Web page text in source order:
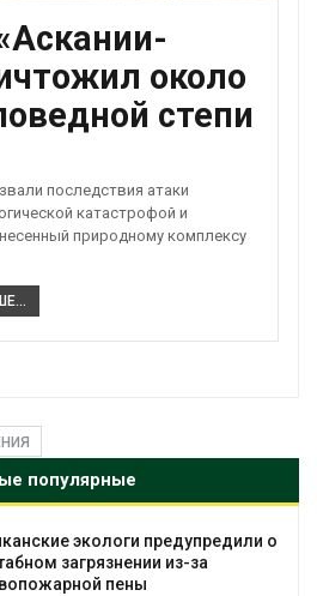
около
степи
последствия атаки
катастрофой и
природному комплексу
популярные
экологи предупредили о
загрязнении из-за
пены